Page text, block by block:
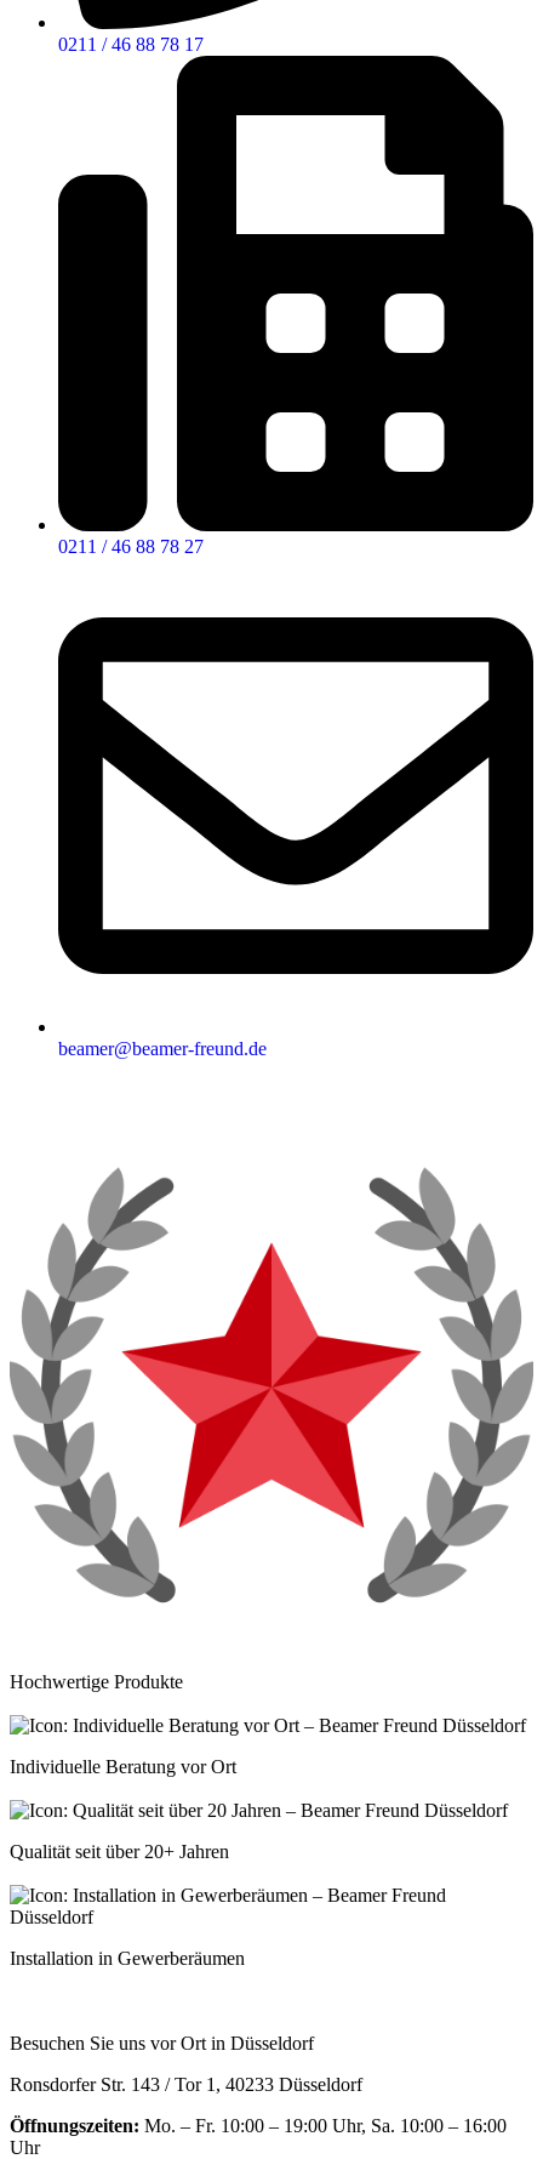
0211 / 46 88 78 17
0211 / 46 88 78 27
beamer@beamer-freund.de
Hochwertige Produkte
Individuelle Beratung vor Ort
Qualität seit über 20+ Jahren
Installation in Gewerberäumen
Besuchen Sie uns vor Ort in Düsseldorf
Ronsdorfer Str. 143 / Tor 1, 40233 Düsseldorf
Öffnungszeiten: Mo. – Fr. 10:00 – 19:00 Uhr, Sa. 10:00 – 16:00
Uhr